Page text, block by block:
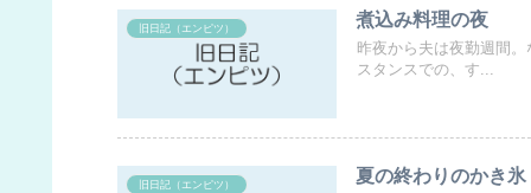
旧日記（エンピツ） 煮込み料理の夜
昨夜から夫は夜勤週間
スタンスでの、す...
旧日記（エンピツ） 夏の終わりのかき氷